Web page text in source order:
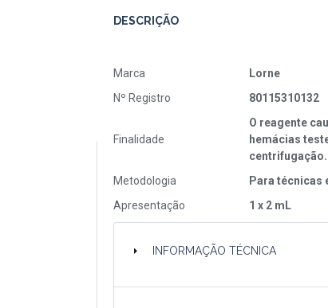
DESCRIÇÃO
Marca
Lorne
Nº Registro
80115310132
Finalidade
O reagente
hemácias
centrifugação.
Metodologia
Para técnicas
Apresentação
1 x 2 mL
INFORMAÇÃO TÉCNICA